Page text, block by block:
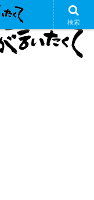
検索